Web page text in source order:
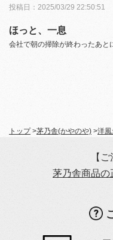
投稿日：2025/03/29 22:50:51
ほっと、一息
会社で朝の掃除が終わったあと
トップ>茅乃舎(かやのや) >洋
【
茅乃舎商品の